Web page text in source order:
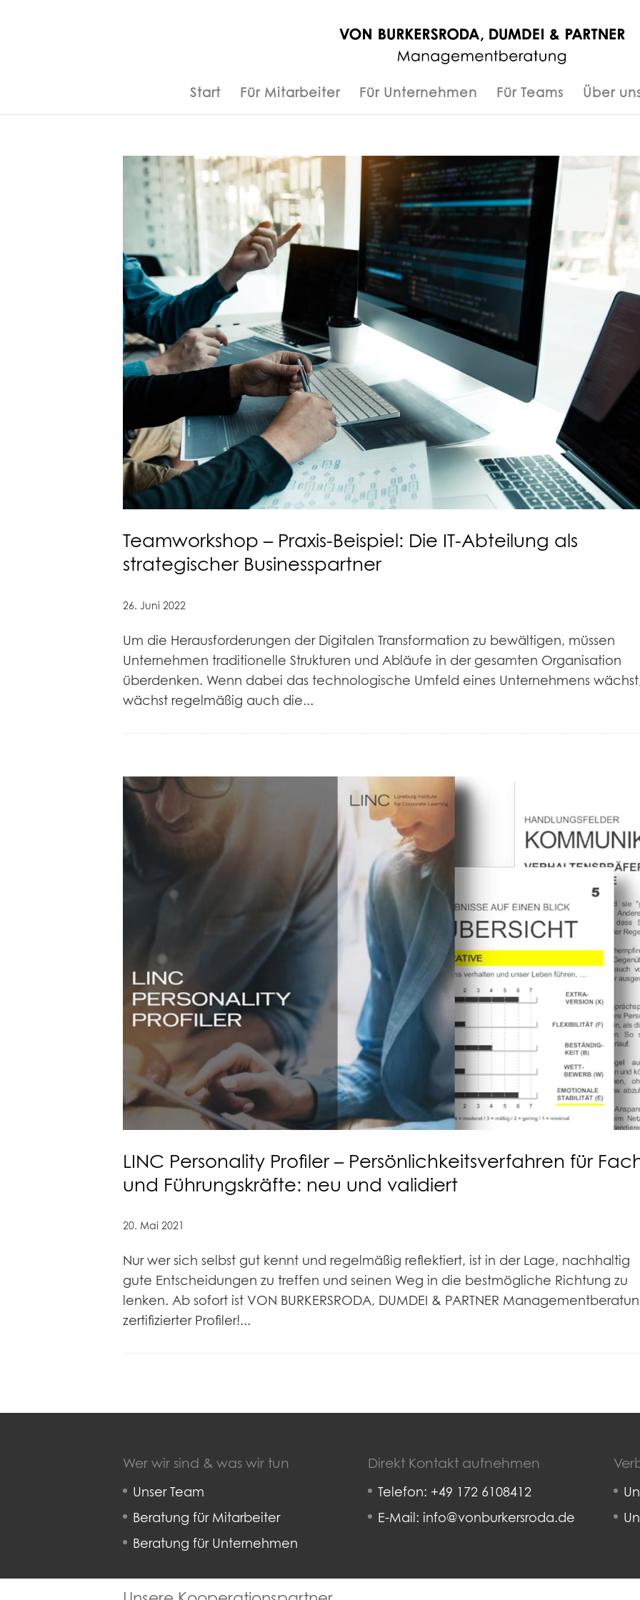
Start Für Mitarbeiter Für Unternehmen Für Teams Über
Teamworkshop – Praxis-Beispiel: Die IT-Abteilung als
strategischer Businesspartner
26. Juni 2022
Um die Herausforderungen der Digitalen Transformation zu bewältigen, müssen
Unternehmen traditionelle Strukturen und Abläufe in der gesamten Organisation
überdenken. Wenn dabei das technologische Umfeld eines Unternehmens
wächst regelmäßig auch die...
LINC Personality Profiler – Persönlichkeitsverfahren für
und Führungskräfte: neu und validiert
20. Mai 2021
Nur wer sich selbst gut kennt und regelmäßig reflektiert, ist in der Lage, nachhaltig
gute Entscheidungen zu treffen und seinen Weg in die bestmögliche Richtung zu
lenken. Ab sofort ist VON BURKERSRODA, DUMDEI & PARTNER
zertifizierter Profiler!...
Wer wir sind & was wir tun
Unser Team
Beratung für Mitarbeiter
Beratung für Unternehmen
Direkt Kontakt aufnehmen
Telefon: +49 172 6108412
E-Mail: info@vonburkersroda.de